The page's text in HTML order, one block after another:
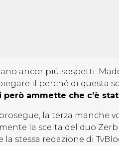
ancor più sospetti:
il perché di questa
però ammette che c’è
la terza manche
la scelta del duo
la stessa redazione di